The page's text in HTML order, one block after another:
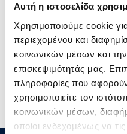
Αυτή η ιστοσελίδα
Χρησιμοποιούμε cookie
περιεχομένου και
κοινωνικών μέσων και
επισκεψιμότητάς μας.
πληροφορίες που
χρησιμοποιείτε τον
κοινωνικών μέσων,
οποίοι ενδεχομένως να
Διεύθυνση: Ηρώων
( Διέυθυνση
Τηλ. 2821 082490,
http://www.agios-